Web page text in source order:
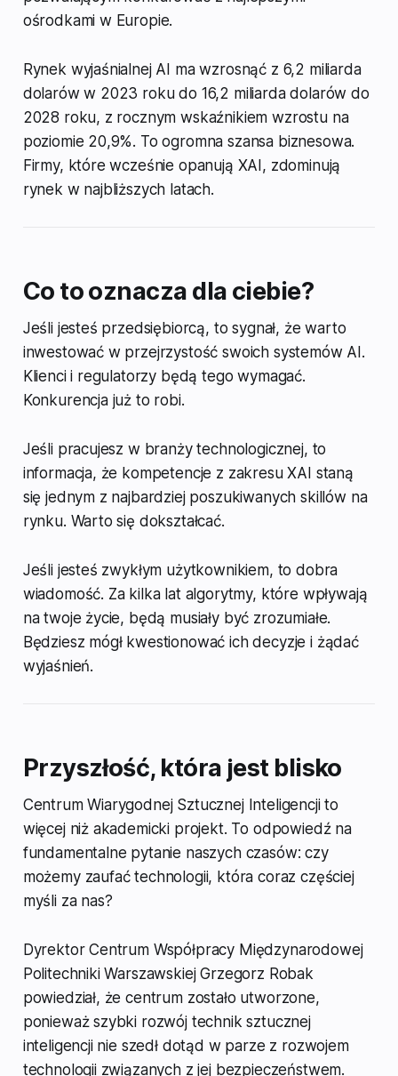
ośrodkami w Europie.
Rynek wyjaśnialnej AI ma wzrosnąć z 6,2 miliarda
dolarów w 2023 roku do 16,2 miliarda dolarów do
2028 roku, z rocznym wskaźnikiem wzrostu na
poziomie 20,9%. To ogromna szansa biznesowa.
Firmy, które wcześnie opanują XAI, zdominują
rynek w najbliższych latach.
Co to oznacza dla ciebie?
Jeśli jesteś przedsiębiorcą, to sygnał, że warto
inwestować w przejrzystość swoich systemów AI.
Klienci i regulatorzy będą tego wymagać.
Konkurencja już to robi.
Jeśli pracujesz w branży technologicznej, to
informacja, że kompetencje z zakresu XAI staną
się jednym z najbardziej poszukiwanych skillów na
rynku. Warto się dokształcać.
Jeśli jesteś zwykłym użytkownikiem, to dobra
wiadomość. Za kilka lat algorytmy, które wpływają
na twoje życie, będą musiały być zrozumiałe.
Będziesz mógł kwestionować ich decyzje i żądać
wyjaśnień.
Przyszłość, która jest blisko
Centrum Wiarygodnej Sztucznej Inteligencji to
więcej niż akademicki projekt. To odpowiedź na
fundamentalne pytanie naszych czasów: czy
możemy zaufać technologii, która coraz częściej
myśli za nas?
Dyrektor Centrum Współpracy Międzynarodowej
Politechniki Warszawskiej Grzegorz Robak
powiedział, że centrum zostało utworzone,
ponieważ szybki rozwój technik sztucznej
inteligencji nie szedł dotąd w parze z rozwojem
technologii związanych z jej bezpieczeństwem.